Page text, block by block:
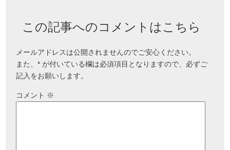
この記事へのコメントはこちら
メールアドレスは公開されませんのでご安心ください。
また、* が付いている欄は必須項目となりますので、必ずご
記入をお願いします。
コメント ※